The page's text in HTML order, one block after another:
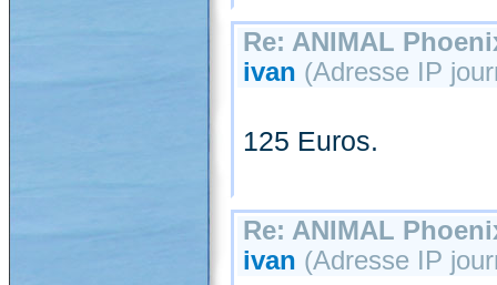
Re: ANIMAL
ivan (Adresse IP
125 Euros.
Re: ANIMAL
ivan (Adresse IP